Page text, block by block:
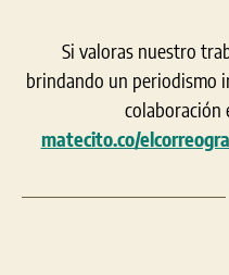
Si valoras nuestro
brindando un periodismo
colaboración
matecito.co/